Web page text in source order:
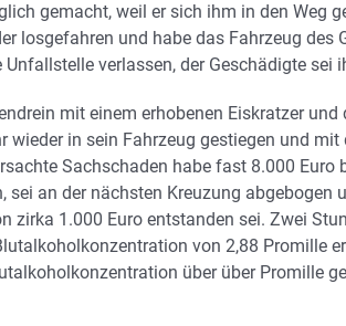
gemacht, weil er sich ihm in den Weg
losgefahren und habe das Fahrzeug des
verlassen, der Geschädigte sei
mit einem erhobenen Eiskratzer und
wieder in sein Fahrzeug gestiegen und
Sachschaden habe fast 8.000 Euro
an der nächsten Kreuzung abgebogen
zirka 1.000 Euro entstanden sei. Zwei
von 2,88 Promille
über über Promille